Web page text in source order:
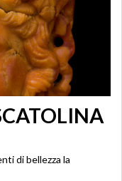
di bellezza la